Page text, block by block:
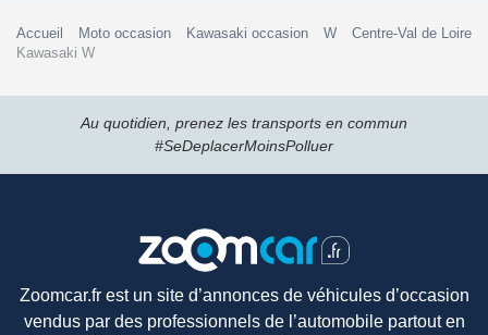
Accueil Moto occasion Kawasaki occasion W
Centre-Val de Loire
Kawasaki W
Au quotidien, prenez les transports en commun
#SeDeplacerMoinsPolluer
Zoomcar.fr est un site d’annonces de véhicules d’occasion
vendus par des professionnels de l’automobile partout en